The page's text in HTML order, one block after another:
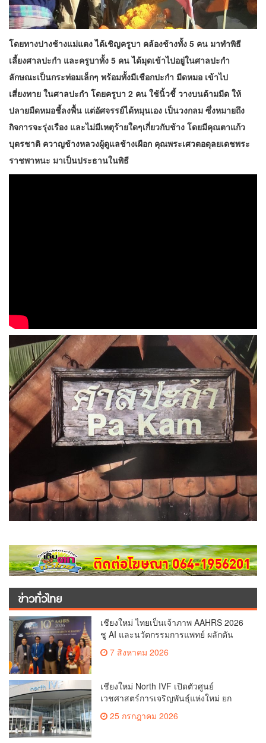
โดยทางปางช้างแม่แตง ได้เชิญครูบา คล้องช้างทั้ง 5 คน มาทำพิธี
เลี้ยงศาลปะกำ และครูบาทั้ง 5 คน ได้มุดเข้าไปอยู่ในศาลปะกำ
ลักษณะเป็นกระท่อมเล็กๆ พร้อมทั้งมีเชือกปะกำ มีดหมอ เข้าไป
เสี่ยงทาย ในศาลปะกำ โดยครูบา 2 คน ใช้นิ้วชี้ วางบนด้ามมีด ให้
ปลายมืดหมอชี้ลงพื้น แต่อัศจรรย์ได้หมุนเอง เป็นวงกลม ซึ่งหมายถึง
กิจการจะรุ่งเรือง และไม่มีเหตุร้ายใดๆเกี่ยวกับช้าง โดยมีคุณตาแก้ว
บุตรชาติ ควาญช้างหลวงผู้ดูแลช้างเผือก คุณพระเศวตอดุลยเดชพระ
ราชพาหนะ มาเป็นประธานในพิธี
ข่าวทั่วไทย
เชียงใหม่ ไทยเป็นเจ้าภาพ AAHRS 2026
ชู AI และนวัตกรรมการแพทย์ ผลักดัน
เอเชีย(คลิป)
7 สิงหาคม 2026
เชียงใหม่ North IVF เปิดตัวศูนย์
เวชศาสตร์การเจริญพันธุ์แห่งใหม่ ยก
ระดับเชียงใหม่สู่ ศูนย์กลางการรักษาผู้มี
บุตรยากของภูมิภาค(คลิป)
25 กรกฎาคม 2026